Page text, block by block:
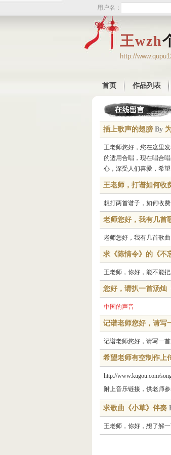
用户名：
王wzh
http://
首页 作品列表
插上歌声的翅膀 By
王老师您好，您在这里
的适用合唱，现在唱合
心，深受人们喜爱，希
王老师，打谱如何收
想打两首谱子，如何收费
老师您好，我有几首
老师您好，我有几首歌
求《陈情令》的《不
王老师，你好，能不能
您好，请扒一首汤灿
中国的声音
记谱老师您好，请写
记谱老师您好，请写一
希望老师有空制作上
http://www.kugou.com/
附上音乐链接，供老师参
求歌曲《小草》伴奏
王老师，你好，想了解